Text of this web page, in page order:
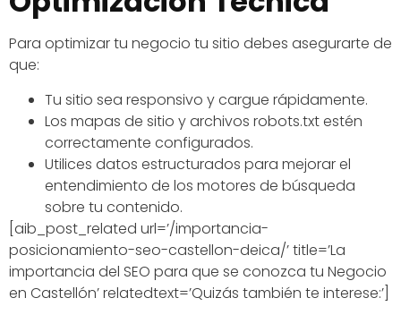
Para optimizar tu negocio tu sitio debes asegurarte de
que:
Tu sitio sea responsivo y cargue rápidamente.
Los mapas de sitio y archivos robots.txt estén
correctamente configurados.
Utilices datos estructurados para mejorar el
entendimiento de los motores de búsqueda
sobre tu contenido.
[aib_post_related url=’/importancia-
posicionamiento-seo-castellon-deica/’ title=’La
importancia del SEO para que se conozca tu Negocio
en Castellón’ relatedtext=’Quizás también te interese:’]